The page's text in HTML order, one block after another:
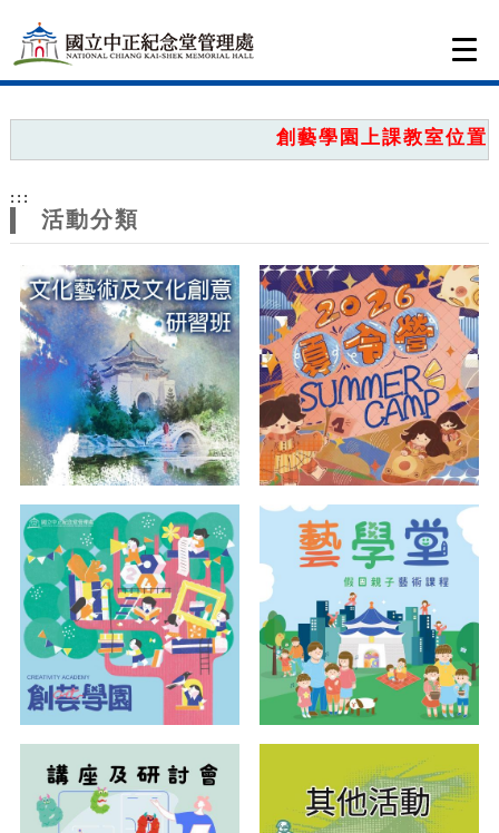
網
站
主
題
創藝學園上課教室位置圖
:::
活動分類